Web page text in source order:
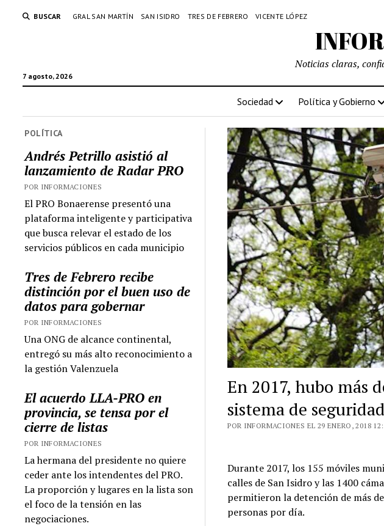
BUSCAR GRAL SAN MARTÍN SAN ISIDRO TRES DE FEBRERO VICENTE LÓPEZ
7 agosto, 2026
Noticias claras,
Sociedad Política y Gobierno
POLÍTICA
Andrés Petrillo asistió al
lanzamiento de Radar PRO
POR INFORMACIONES
El PRO Bonaerense presentó una
plataforma inteligente y participativa
que busca relevar el estado de los
servicios públicos en cada municipio
Tres de Febrero recibe
distinción por el buen uso de
datos para gobernar
POR INFORMACIONES
Una ONG de alcance continental,
entregó su más alto reconocimiento a
la gestión Valenzuela
El acuerdo LLA-PRO en
provincia, se tensa por el
cierre de listas
POR INFORMACIONES
La hermana del presidente no quiere
ceder ante los intendentes del PRO.
La proporción y lugares en la lista son
el foco de la tensión en las
negociaciones.
En 2017, hubo más
sistema de
POR INFORMACIONES EL 29 ENERO, 2018
Durante 2017, los 155 móviles
calles de San Isidro y las 1400
permitieron la detención de más
personas por día.